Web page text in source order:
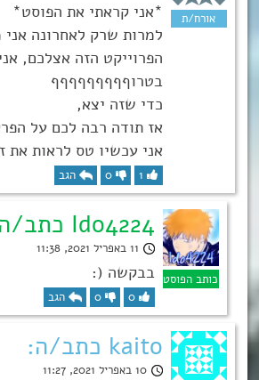
*אני קראתי את הפוסט*
למרות שרק לאחרונה
הפרוייקט הזה אצלכם,
בטרוףףףףףףףףף
כדי שזה יצא,
אז תודה רבה לכם על
אני עכשיו טס לראות את
1
0 הגב
Ido4224 כתב/ה:
11 באפריל 2021, 11:38
בבקשה (:
0
0 הגב
kaito כתב/ה:
10 באפריל 2021, 11:27